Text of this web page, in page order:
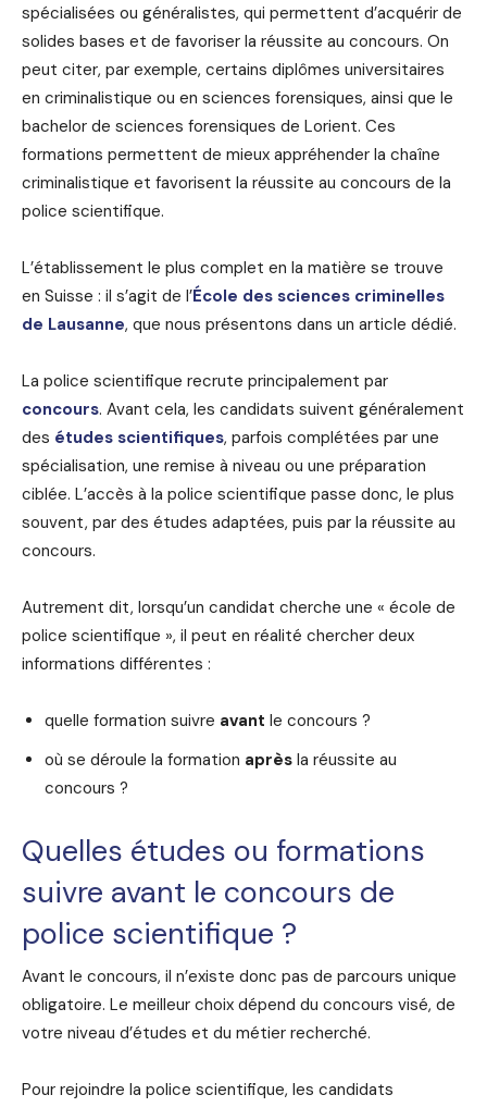
spécialisées ou généralistes, qui permettent d’acquérir de
solides bases et de favoriser la réussite au concours. On
peut citer, par exemple, certains diplômes universitaires
en criminalistique ou en sciences forensiques, ainsi que le
bachelor de sciences forensiques de Lorient. Ces
formations permettent de mieux appréhender la chaîne
criminalistique et favorisent la réussite au concours de la
police scientifique.
L’établissement le plus complet en la matière se trouve
en Suisse : il s’agit de l’École des sciences criminelles
de Lausanne, que nous présentons dans un article dédié.
La police scientifique recrute principalement par
concours. Avant cela, les candidats suivent généralement
des études scientifiques, parfois complétées par une
spécialisation, une remise à niveau ou une préparation
ciblée. L’accès à la police scientifique passe donc, le plus
souvent, par des études adaptées, puis par la réussite au
concours.
Autrement dit, lorsqu’un candidat cherche une « école de
police scientifique », il peut en réalité chercher deux
informations différentes :
quelle formation suivre avant le concours ?
où se déroule la formation après la réussite au
concours ?
Quelles études ou formations
suivre avant le concours de
police scientifique ?
Avant le concours, il n’existe donc pas de parcours unique
obligatoire. Le meilleur choix dépend du concours visé, de
votre niveau d’études et du métier recherché.
Pour rejoindre la police scientifique, les candidats